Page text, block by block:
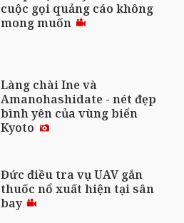
cuộc gọi quảng cáo không
mong muốn
Làng chài Ine và
Amanohashidate - nét đẹp
bình yên của vùng biển
Kyoto
Đức điều tra vụ UAV gắn
thuốc nổ xuất hiện tại sân
bay